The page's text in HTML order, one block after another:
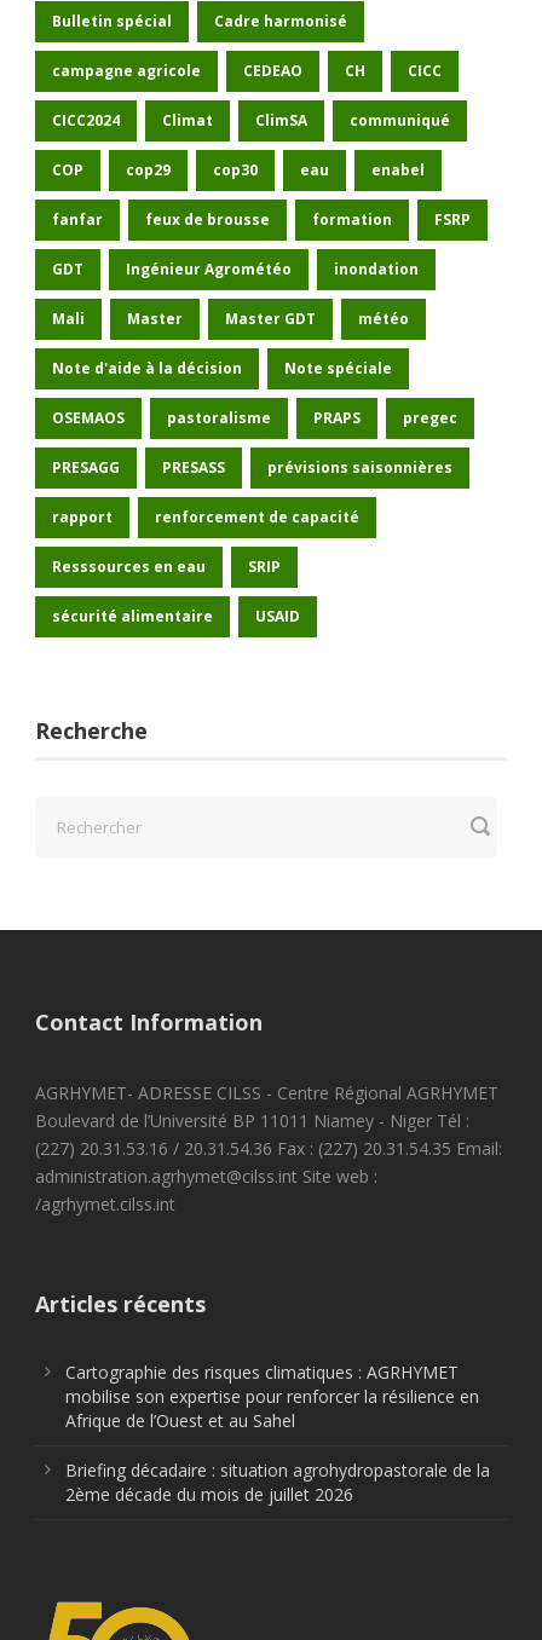
Bulletin spécial Cadre harmonisé
campagne agricole CEDEAO CH CICC
CICC2024 Climat ClimSA communiqué
COP cop29 cop30 eau enabel
fanfar feux de brousse formation FSRP
GDT Ingénieur Agrométéo inondation
Mali Master Master GDT météo
Note d'aide à la décision Note spéciale
OSEMAOS pastoralisme PRAPS pregec
PRESAGG PRESASS prévisions saisonnières
rapport renforcement de capacité
Resssources en eau SRIP
sécurité alimentaire USAID
Recherche
Contact Information
AGRHYMET- ADRESSE CILSS - Centre Régional AGRHYMET
Boulevard de l’Université BP 11011 Niamey - Niger Tél :
(227) 20.31.53.16 / 20.31.54.36 Fax : (227) 20.31.54.35 Email:
administration.agrhymet@cilss.int Site web :
/agrhymet.cilss.int
Articles récents
Cartographie des risques climatiques : AGRHYMET
mobilise son expertise pour renforcer la résilience en
Afrique de l’Ouest et au Sahel
Briefing décadaire : situation agrohydropastorale de la
2ème décade du mois de juillet 2026